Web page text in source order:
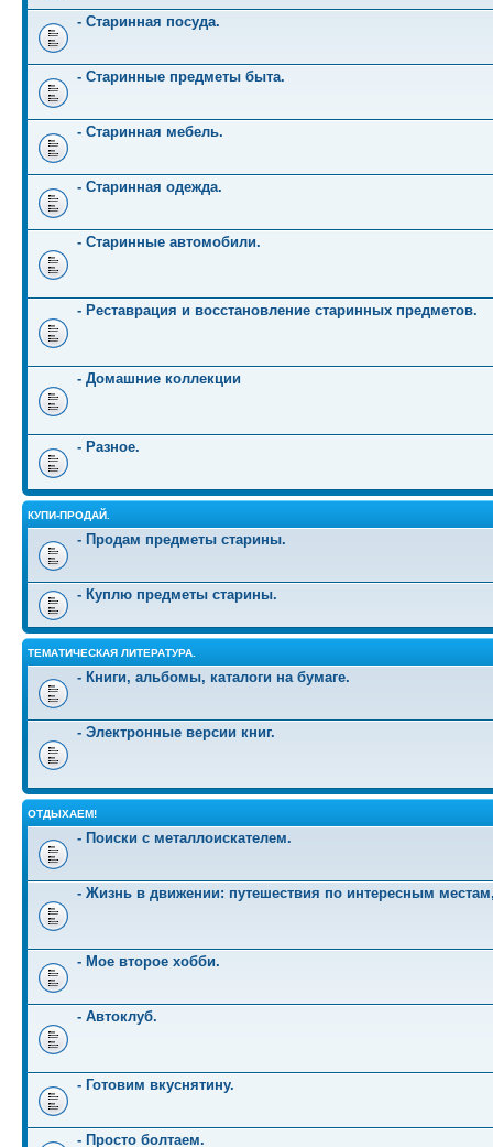
- Старинная посуда.
- Старинные предметы быта.
- Старинная мебель.
- Старинная одежда.
- Старинные автомобили.
- Реставрация и восстановление старинных предметов.
- Домашние коллекции
- Разное.
КУПИ-ПРОДАЙ.
- Продам предметы старины.
- Куплю предметы старины.
ТЕМАТИЧЕСКАЯ ЛИТЕРАТУРА.
- Книги, альбомы, каталоги на бумаге.
- Электронные версии книг.
ОТДЫХАЕМ!
- Поиски с металлоискателем.
- Жизнь в движении: путешествия по интересным
- Мое второе хобби.
- Автоклуб.
- Готовим вкуснятину.
- Просто болтаем.